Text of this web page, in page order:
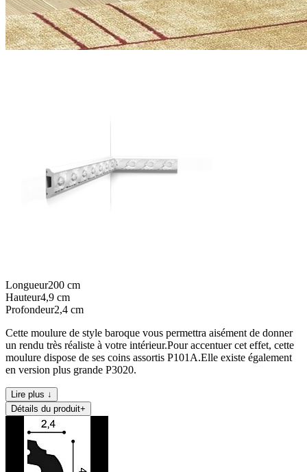
Longueur200 cm
Hauteur4,9 cm
Profondeur2,4 cm
Cette moulure de style baroque vous permettra aisément de donner
un rendu très réaliste à votre intérieur.Pour accentuer cet effet, cette
moulure dispose de ses coins assortis P101A.Elle existe également
en version plus grande P3020.
Lire plus ↓
Détails du produit+